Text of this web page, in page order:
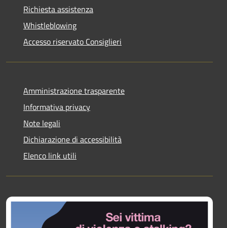
Richiesta assistenza
Whistleblowing
Accesso riservato Consiglieri
Amministrazione trasparente
Informativa privacy
Note legali
Dichiarazione di accessibilità
Elenco link utili